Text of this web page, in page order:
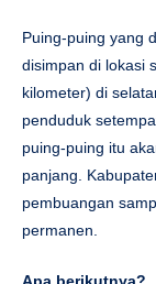
Puing-puing yang
disimpan di lokasi
kilometer) di
penduduk
puing-puing itu
panjang.
pembuangan
permanen.